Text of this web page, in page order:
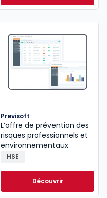
Previsoft
L’offre de prévention des
risques professionnels et
environnementaux
HSE
Découvrir